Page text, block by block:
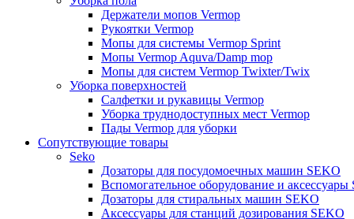
Держатели мопов Vermop
Рукоятки Vermop
Мопы для системы Vermop Sprint
Мопы Vermop Aquva/Damp mop
Мопы для систем Vermop Twixter/Twix
Уборка поверхностей
Салфетки и рукавицы Vermop
Уборка труднодоступных мест Vermop
Пады Vermop для уборки
Сопутствующие товары
Seko
Дозаторы для посудомоечных машин SEKO
Вспомогательное оборудование и
Дозаторы для стиральных машин SEKO
Аксессуары для станций дозирования SEKO